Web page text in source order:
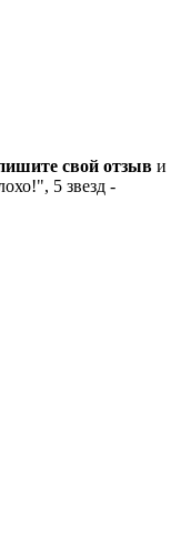
свой отзыв и
5 звезд -